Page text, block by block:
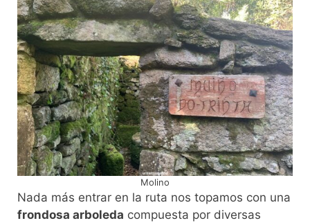
Molino
Nada más entrar en la ruta nos topamos con una
frondosa arboleda compuesta por diversas